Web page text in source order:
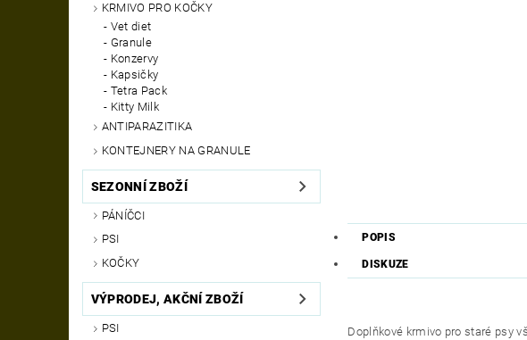
KRMIVO PRO KOČKY
Vet diet
Granule
Konzervy
Kapsičky
Tetra Pack
Kitty Milk
ANTIPARAZITIKA
KONTEJNERY NA GRANULE
SEZONNÍ ZBOŽÍ
PÁNÍČCI
PSI
KOČKY
VÝPRODEJ, AKČNÍ ZBOŽÍ
PSI
POPIS
DISKUZE
Doplňkové krmivo pro staré psy